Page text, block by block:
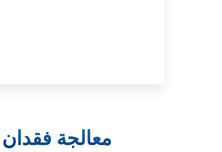
معالجة